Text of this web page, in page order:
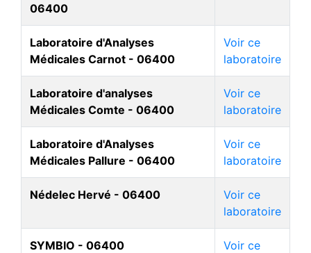
06400
Laboratoire d'Analyses
Médicales Carnot - 06400
Voir ce
laboratoire
Laboratoire d'analyses
Médicales Comte - 06400
Voir ce
laboratoire
Laboratoire d'Analyses
Médicales Pallure - 06400
Voir ce
laboratoire
Nédelec Hervé - 06400
Voir ce
laboratoire
SYMBIO - 06400
Voir ce